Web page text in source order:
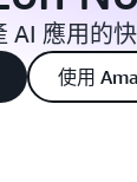
AI 應用的
使用